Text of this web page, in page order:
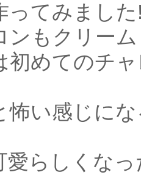
ってみました
ンもクリー
初めてのチ
怖い感じに
愛らしくな